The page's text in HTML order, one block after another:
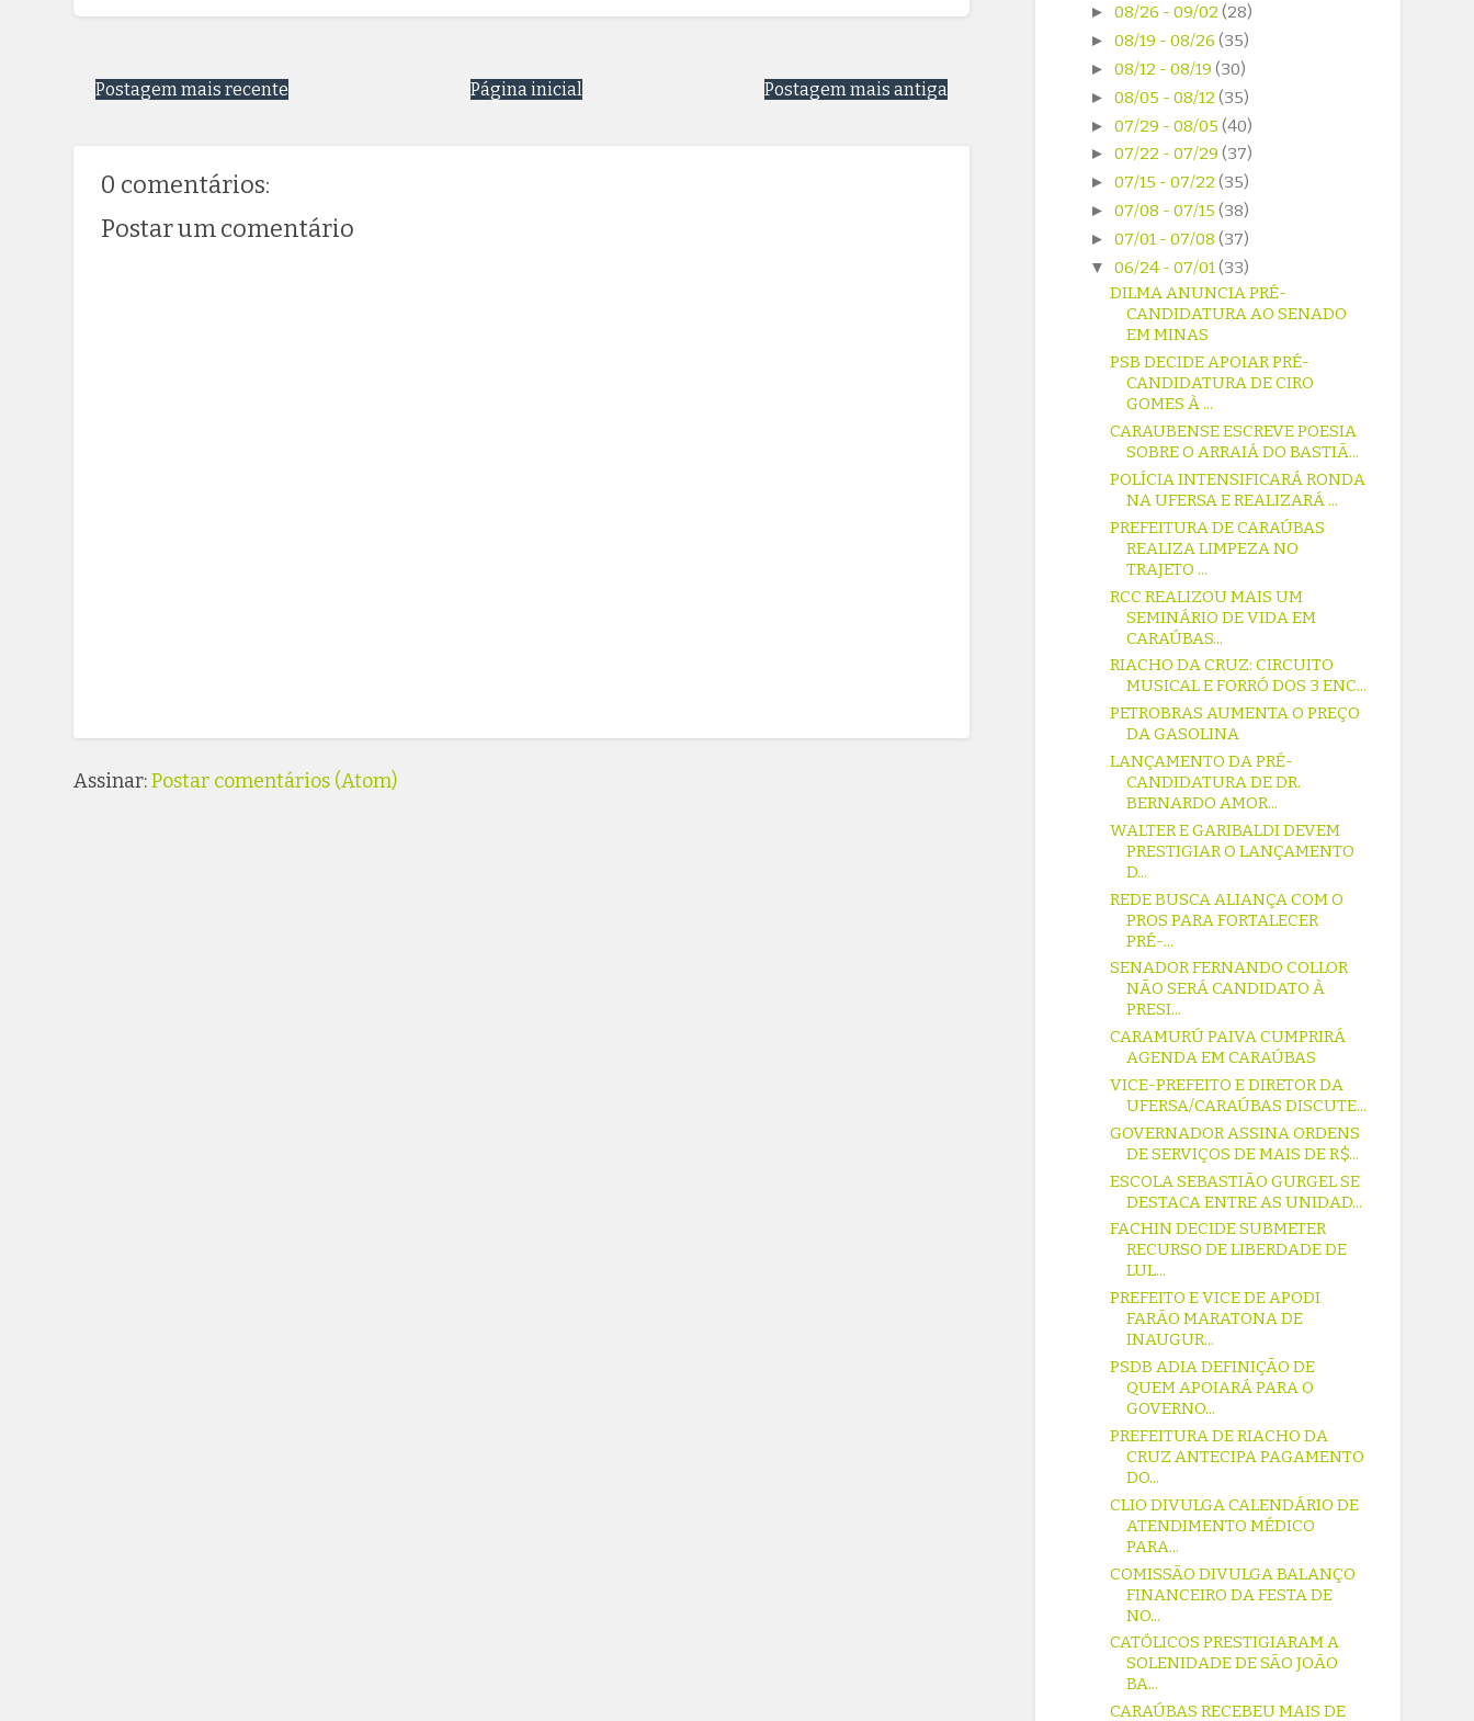
Postagem mais recente Postagem mais antiga
Página inicial
0 comentários:
Postar um comentário
Assinar:Postar comentários (Atom)
► 08/26 - 09/02 (28)
► 08/19 - 08/26 (35)
► 08/12 - 08/19 (30)
► 08/05 - 08/12 (35)
► 07/29 - 08/05 (40)
► 07/22 - 07/29 (37)
► 07/15 - 07/22 (35)
► 07/08 - 07/15 (38)
► 07/01 - 07/08 (37)
▼ 06/24 - 07/01(33)
DILMA ANUNCIA PRÉ-
CANDIDATURA AO SENADO
EM MINAS
PSB DECIDE APOIAR PRÉ-
CANDIDATURA DE CIRO
GOMES À ...
CARAUBENSE ESCREVE POESIA
SOBRE O ARRAIÁ DO BASTIÃ...
POLÍCIA INTENSIFICARÁ RONDA
NA UFERSA E REALIZARÁ ...
PREFEITURA DE CARAÚBAS
REALIZA LIMPEZA NO
TRAJETO ...
RCC REALIZOU MAIS UM
SEMINÁRIO DE VIDA EM
CARAÚBAS...
RIACHO DA CRUZ: CIRCUITO
MUSICAL E FORRÓ DOS 3 ENC...
PETROBRAS AUMENTA O PREÇO
DA GASOLINA
LANÇAMENTO DA PRÉ-
CANDIDATURA DE DR.
BERNARDO AMOR...
WALTER E GARIBALDI DEVEM
PRESTIGIAR O LANÇAMENTO
D...
REDE BUSCA ALIANÇA COM O
PROS PARA FORTALECER
PRÉ-...
SENADOR FERNANDO COLLOR
NÃO SERÁ CANDIDATO À
PRESI...
CARAMURÚ PAIVA CUMPRIRÁ
AGENDA EM CARAÚBAS
VICE-PREFEITO E DIRETOR DA
UFERSA/CARAÚBAS DISCUTE...
GOVERNADOR ASSINA ORDENS
DE SERVIÇOS DE MAIS DE R$...
ESCOLA SEBASTIÃO GURGEL SE
DESTACA ENTRE AS UNIDAD...
FACHIN DECIDE SUBMETER
RECURSO DE LIBERDADE DE
LUL...
PREFEITO E VICE DE APODI
FARÃO MARATONA DE
INAUGUR...
PSDB ADIA DEFINIÇÃO DE
QUEM APOIARÁ PARA O
GOVERNO...
PREFEITURA DE RIACHO DA
CRUZ ANTECIPA PAGAMENTO
DO...
CLIO DIVULGA CALENDÁRIO DE
ATENDIMENTO MÉDICO
PARA...
COMISSÃO DIVULGA BALANÇO
FINANCEIRO DA FESTA DE
NO...
CATÓLICOS PRESTIGIARAM A
SOLENIDADE DE SÃO JOÃO
BA...
CARAÚBAS RECEBEU MAIS DE